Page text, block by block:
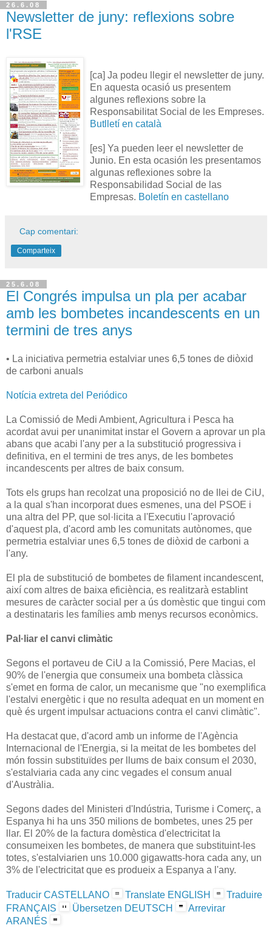
26.6.08
Newsletter de juny: reflexions sobre
l'RSE
[ca] Ja podeu llegir el newsletter de juny.
En aquesta ocasió us presentem
algunes reflexions sobre la
Responsabilitat Social de les Empreses.
Butlletí en català
[es] Ya pueden leer el newsletter de
Junio. En esta ocasión les presentamos
algunas reflexiones sobre la
Responsabilidad Social de las
Empresas. Boletín en castellano
Cap comentari:
Comparteix
25.6.08
El Congrés impulsa un pla per acabar
amb les bombetes incandescents en un
termini de tres anys
• La iniciativa permetria estalviar unes 6,5 tones de diòxid
de carboni anuals
Notícia extreta del Periódico
La Comissió de Medi Ambient, Agricultura i Pesca ha
acordat avui per unanimitat instar el Govern a aprovar un pla
abans que acabi l'any per a la substitució progressiva i
definitiva, en el termini de tres anys, de les bombetes
incandescents per altres de baix consum.
Tots els grups han recolzat una proposició no de llei de CiU,
a la qual s'han incorporat dues esmenes, una del PSOE i
una altra del PP, que sol·licita a l'Executiu l'aprovació
d'aquest pla, d'acord amb les comunitats autònomes, que
permetria estalviar unes 6,5 tones de diòxid de carboni a
l'any.
El pla de substitució de bombetes de filament incandescent,
així com altres de baixa eficiència, es realitzarà establint
mesures de caràcter social per a ús domèstic que tingui com
a destinataris les famílies amb menys recursos econòmics.
Pal·liar el canvi climàtic
Segons el portaveu de CiU a la Comissió, Pere Macias, el
90% de l'energia que consumeix una bombeta clàssica
s'emet en forma de calor, un mecanisme que "no exemplifica
l'estalvi energètic i que no resulta adequat en un moment en
què és urgent impulsar actuacions contra el canvi climàtic".
Ha destacat que, d'acord amb un informe de l'Agència
Internacional de l'Energia, si la meitat de les bombetes del
món fossin substituïdes per llums de baix consum el 2030,
s'estalviaria cada any cinc vegades el consum anual
d'Austràlia.
Segons dades del Ministeri d'Indústria, Turisme i Comerç, a
Espanya hi ha uns 350 milions de bombetes, unes 25 per
llar. El 20% de la factura domèstica d'electricitat la
consumeixen les bombetes, de manera que substituint-les
totes, s'estalviarien uns 10.000 gigawatts-hora cada any, un
3% de l'electricitat que es produeix a Espanya a l'any.
Traducir CASTELLANO Translate ENGLISH
Traduire
FRANÇAIS
Übersetzen DEUTSCH
Arrevirar
ARANÉS